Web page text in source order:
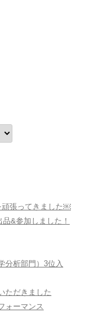
頑張ってきました￼
&参加しました！
分析部門）3位入
ただきました
ォーマンス